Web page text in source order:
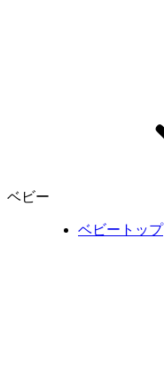
ベビー
ベビートップ